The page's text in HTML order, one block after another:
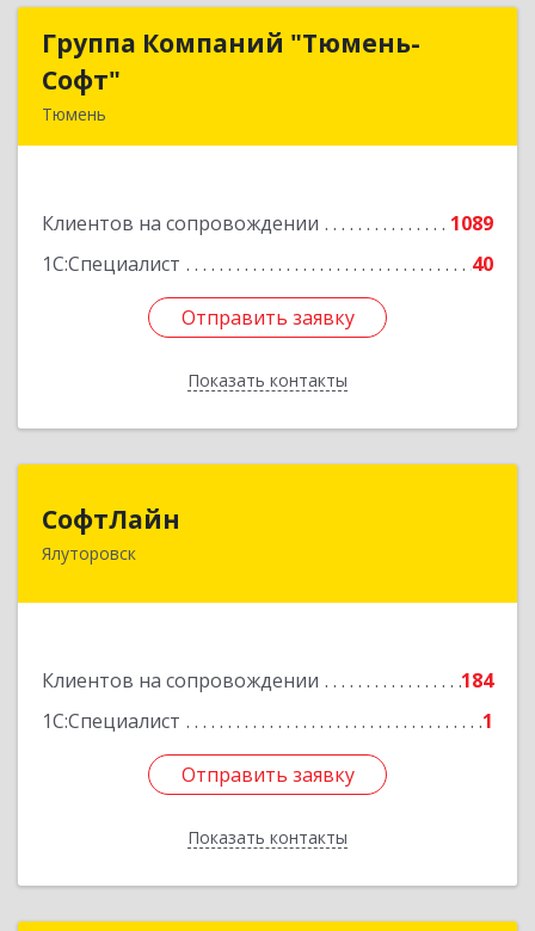
Группа Компаний "Тюмень-
Софт"
Тюмень
Клиентов на сопровождении
1089
1С:Специалист
40
Отправить заявку
Показать контакты
Группа Компаний "Тюмень-
Подробнее
Отправить заявку
Назад
СофтЛайн
Ялуторовск
Клиентов на сопровождении
184
1С:Специалист
1
Отправить заявку
Показать контакты
627010, Тюменская обл, Ялуторовский р-н,
Отправить заявку
Назад